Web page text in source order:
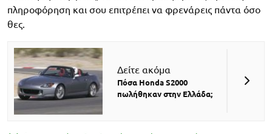
πληροφόρηση και σου επιτρέπει να φρενάρεις πάντα όσο
θες.
Δείτε ακόμα
Πόσα Honda S2000
πωλήθηκαν στην Ελλάδα;